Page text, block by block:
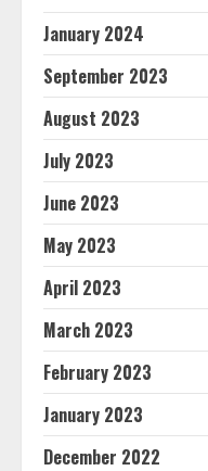
January 2024
September 2023
August 2023
July 2023
June 2023
May 2023
April 2023
March 2023
February 2023
January 2023
December 2022